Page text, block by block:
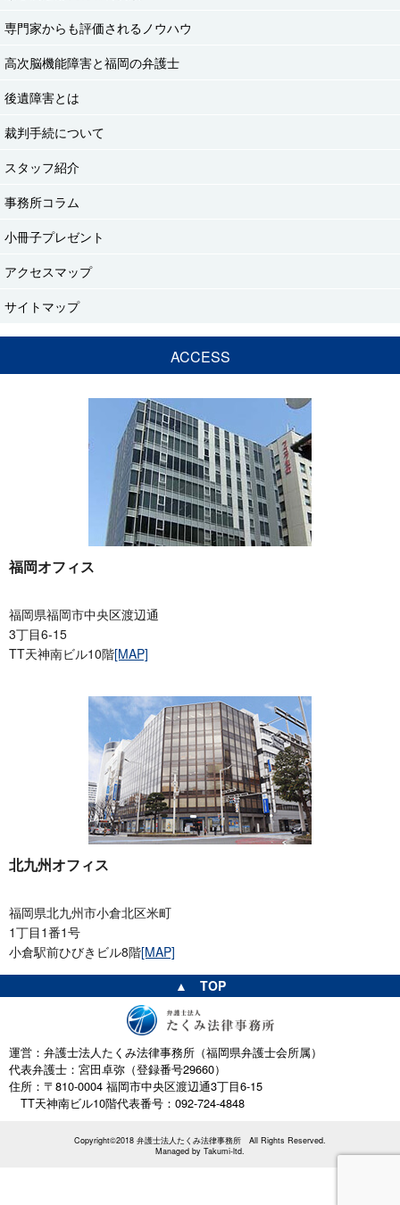
専門家からも評価されるノウハウ
高次脳機能障害と福岡の弁護士
後遺障害とは
裁判手続について
スタッフ紹介
事務所コラム
小冊子プレゼント
アクセスマップ
サイトマップ
ACCESS
福岡オフィス
福岡県福岡市中央区渡辺通
3丁目6-15
TT天神南ビル10階[MAP]
北九州オフィス
福岡県北九州市小倉北区米町
1丁目1番1号
小倉駅前ひびきビル8階[MAP]
▲ TOP
運営：弁護士法人たくみ法律事務所（福岡県弁護士会所属）
代表弁護士：宮田卓弥（登録番号29660）
住所：〒810-0004 福岡市中央区渡辺通3丁目6-15
TT天神南ビル10階代表番号：092-724-4848
Copyright©2018 弁護士法人たくみ法律事務所 All Rights Reserved.
Managed by Takumi-ltd.